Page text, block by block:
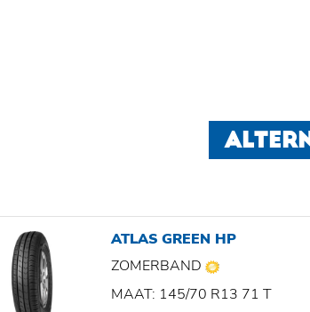
ATLAS GREEN HP
ZOMERBAND
MAAT: 145/70 R13 71 T